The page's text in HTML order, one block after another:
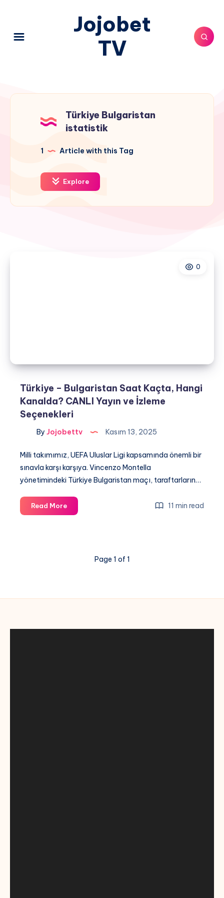
Jojobet
TV
Türkiye Bulgaristan
istatistik
1 Article with this Tag
Explore
0
Türkiye – Bulgaristan Saat Kaçta, Hangi
Kanalda? CANLI Yayın ve İzleme
Seçenekleri
By Jojobettv Kasım 13, 2025
Milli takımımız, UEFA Uluslar Ligi kapsamında önemli bir
sınavla karşı karşıya. Vincenzo Montella
yönetimindeki Türkiye Bulgaristan maçı, taraftarların…
Read MoreTürkiye
–
Yayın
11 min read
Page 1 of 1